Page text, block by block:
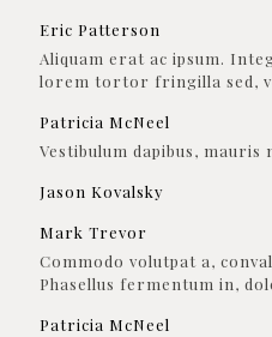
Eric Patterson
Aliquam erat ac ipsum.
lorem tortor fringilla sed,
Patricia McNeel
Vestibulum dapibus, mauris
Jason Kovalsky
Mark Trevor
Commodo volutpat a,
Phasellus fermentum in,
Patricia McNeel